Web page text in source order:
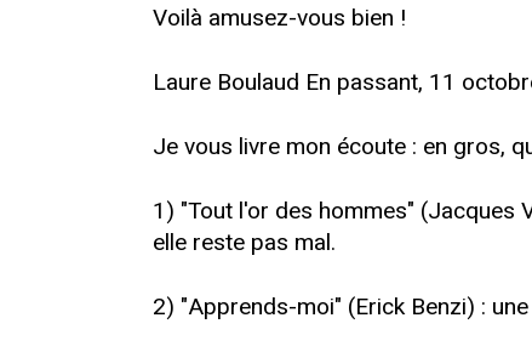
Voilà amusez-vous bien !
Laure Boulaud En passant, 11
Je vous livre mon écoute : en gros,
1) "Tout l'or des hommes" (Jacques
elle reste pas mal.
2) "Apprends-moi" (Erick Benzi) :